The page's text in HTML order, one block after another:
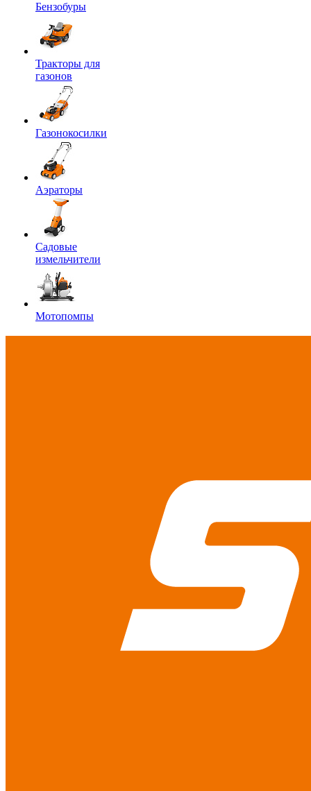
Бензобуры
Тракторы для
газонов
Газонокосилки
Аэраторы
Садовые
измельчители
Мотопомпы